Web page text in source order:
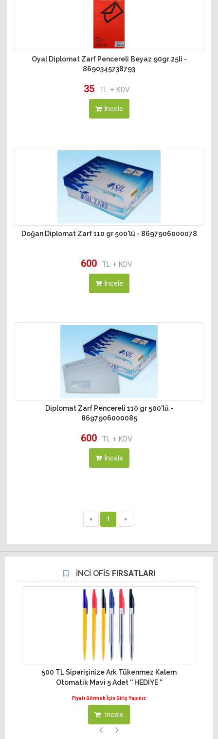
Oyal Diplomat Zarf Pencereli Beyaz 90gr 25li -
8690345738793
35 TL + KDV
İncele
Doğan Diplomat Zarf 110 gr 500'lü - 8697906000078
600 TL + KDV
İncele
Diplomat Zarf Pencereli 110 gr 500'lü -
8697906000085
600 TL + KDV
İncele
« 1 »
İNCİ OFİS FIRSATLARI
Ark Tükenmez Kalem
5 Adet '' HEDİYE ''
1000 TL Siparişinize Bic